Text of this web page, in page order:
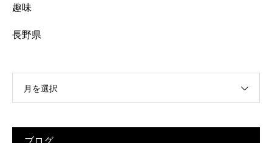
趣味
長野県
月を選択